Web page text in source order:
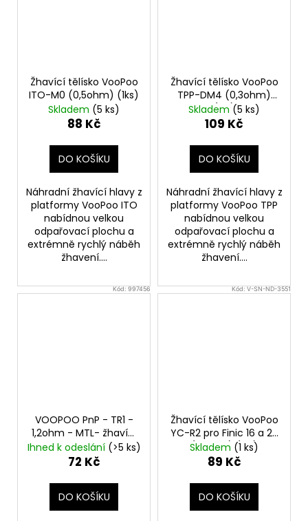
Žhavící tělísko VooPoo
ITO-M0 (0,5ohm) (1ks)
Skladem (5 ks)
88 Kč
DO KOŠÍKU
Náhradní žhavící hlavy z
platformy VooPoo ITO
nabídnou velkou
odpařovací plochu a
extrémně rychlý náběh
žhavení....
Žhavící tělísko VooPoo
TPP-DM4 (0,3ohm)
(1ks)
Skladem (5 ks)
109 Kč
DO KOŠÍKU
Náhradní žhavící hlavy z
platformy VooPoo TPP
nabídnou velkou
odpařovací plochu a
extrémně rychlý náběh
žhavení....
Kód: 997456
VOOPOO PnP - TR1 -
1,2ohm - MTL- žhavící
hlava
Ihned k odeslání (>5 ks)
72 Kč
DO KOŠÍKU
Kód: V-SN-ND-3551
Žhavící tělísko VooPoo
YC-R2 pro Finic 16 a 20
(1,2ohm) (1ks)
Skladem (1 ks)
89 Kč
DO KOŠÍKU